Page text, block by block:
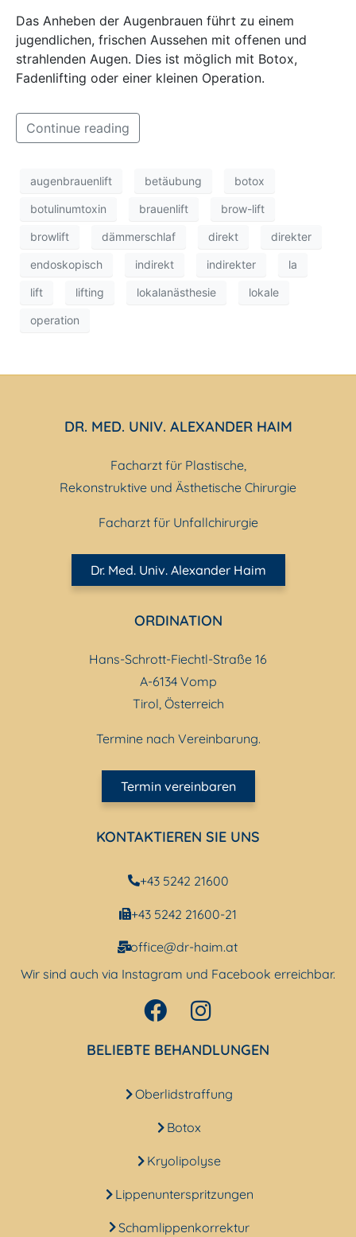
Das Anheben der Augenbrauen führt zu einem
jugendlichen, frischen Aussehen mit offenen und
strahlenden Augen. Dies ist möglich mit Botox,
Fadenlifting oder einer kleinen Operation.
Continue reading
augenbrauenlift betäubung botox
botulinumtoxin brauenlift brow-lift
browlift dämmerschlaf direkt direkter
endoskopisch indirekt indirekter la
lift lifting lokalanästhesie lokale
operation
DR. MED. UNIV. ALEXANDER HAIM
Facharzt für Plastische,
Rekonstruktive und Ästhetische Chirurgie
Facharzt für Unfallchirurgie
Dr. Med. Univ. Alexander Haim
ORDINATION
Hans-Schrott-Fiechtl-Straße 16
A-6134 Vomp
Tirol, Österreich
Termine nach Vereinbarung.
Termin vereinbaren
KONTAKTIEREN SIE UNS
+43 5242 21600
+43 5242 21600-21
office@dr-haim.at
Wir sind auch via Instagram und Facebook erreichbar.
BELIEBTE BEHANDLUNGEN
Oberlidstraffung
Botox
Kryolipolyse
Lippenunterspritzungen
Schamlippenkorrektur